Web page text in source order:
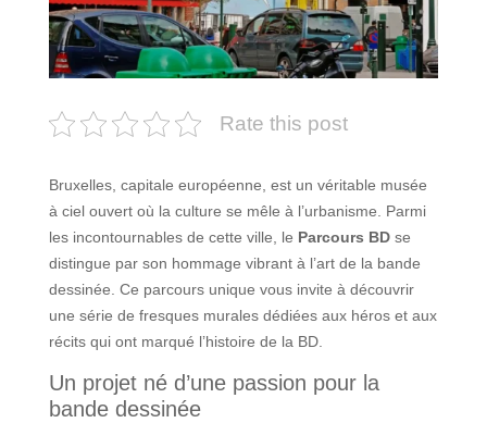
Rate this post
Bruxelles, capitale européenne, est un véritable musée
à ciel ouvert où la culture se mêle à l’urbanisme. Parmi
les incontournables de cette ville, le Parcours BDse
distingue par son hommage vibrant à l’art de la bande
dessinée. Ce parcours unique vous invite à découvrir
une série de fresques murales dédiées aux héros et aux
récits qui ont marqué l’histoire de la BD.
Un projet né d’une passion pour la
bande dessinée